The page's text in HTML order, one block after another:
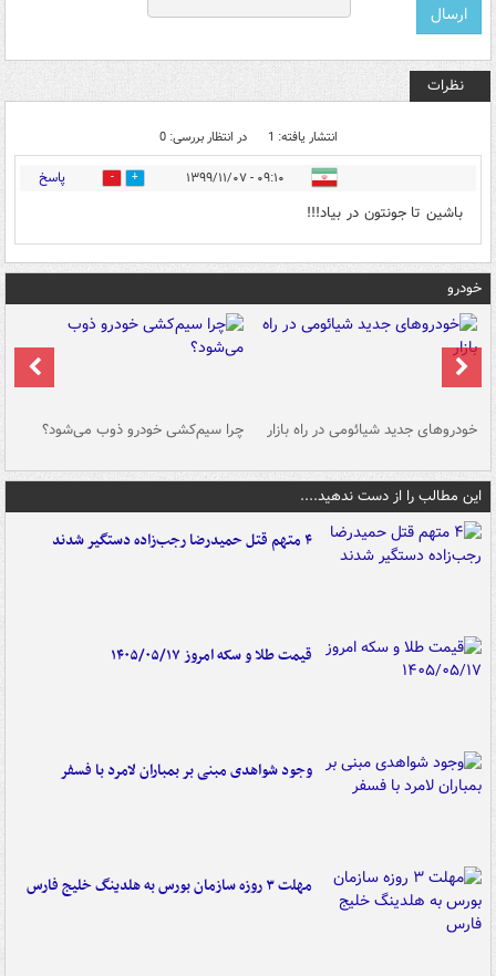
نظرات
انتشار یافته: 1 در انتظار بررسی: 0
۰۹:۱۰ - ۱۳۹۹/۱۱/۰۷ 0 پاسخ
باشین تا جونتون در بیاد!!!
خودرو
خودروهای جدید شیائومی در راه بازار چرا سیم‌کشی خودرو ذوب می‌شود؟
این مطالب را از دست ندهید....
۴ متهم قتل حمیدرضا رجب‌زاده دستگیر شدند
قیمت طلا و سکه امروز ۱۴۰۵/۰۵/۱۷
وجود شواهدی مبنی بر بمباران لامرد با فسفر
مهلت ۳ روزه سازمان بورس به هلدینگ خلیج فارس